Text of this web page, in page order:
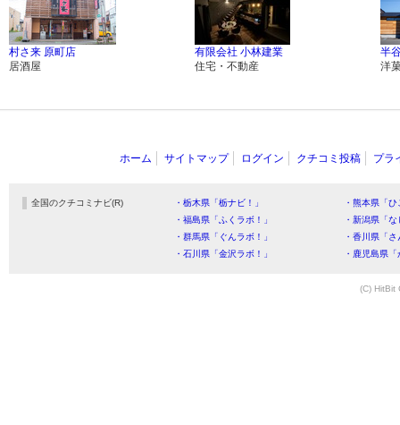
村さ来 原町店
居酒屋
有限会社 小林建業
住宅・不動産
半
洋
ホーム サイトマップ ログイン クチコミ投稿 プラ
全国のクチコミナビ(R) ・栃木県「栃ナビ！」
・熊本県「
・福島県「ふくラボ！」
・新潟県「
・群馬県「ぐんラボ！」
・香川県「
・石川県「金沢ラボ！」
・鹿児島県
(C) HitBit